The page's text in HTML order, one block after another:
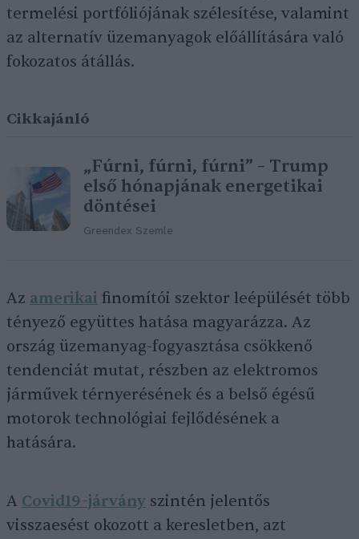
termelési portfóliójának szélesítése, valamint
az alternatív üzemanyagok előállítására való
fokozatos átállás.
Cikkajánló
„Fúrni, fúrni, fúrni” – Trump
első hónapjának energetikai
döntései
Greendex Szemle
Az amerikai finomítói szektor leépülését több
tényező együttes hatása magyarázza. Az
ország üzemanyag-fogyasztása csökkenő
tendenciát mutat, részben az elektromos
járművek térnyerésének és a belső égésű
motorok technológiai fejlődésének a
hatására.
A Covid19-járvány szintén jelentős
visszaesést okozott a keresletben, azt